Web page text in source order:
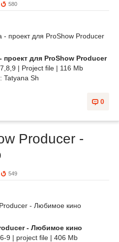
580
для ProShow Producer
| Project file | 116 Mb
Tatyana Sh
0
Producer -
549
- Любимое кино
9 | project file | 406 Mb